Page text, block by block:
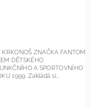
FANTOM
DĚTSKÉ